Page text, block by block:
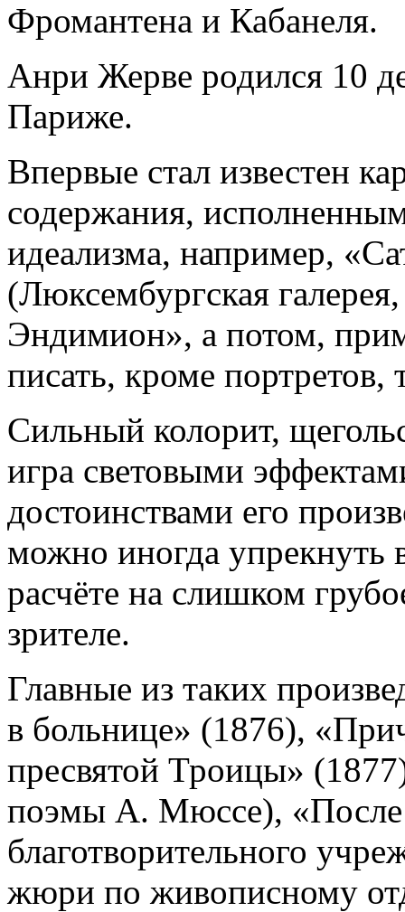
Фромантена и Кабанеля.
Анри Жерве родился 10
Париже.
Впервые стал известен
содержания,
идеализма, например,
(Люксембургская
Эндимион», а потом,
писать, кроме
Сильный колорит,
игра световыми
достоинствами его
можно иногда упрекнуть
расчёте на слишком
зрителе.
Главные из таких
в больнице» (1876),
пресвятой Троицы»
поэмы А. Мюссе), «После
благотворительного
жюри по живописному